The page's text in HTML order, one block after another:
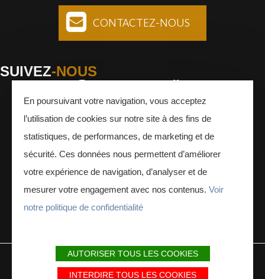
CONTACTEZ-NOUS
SUIVEZ-NOUS
Facebook Instagram Youtube
MENTIONS LÉGALES PLAN DU SITE PARTENAIRES
En poursuivant votre navigation, vous acceptez
l’utilisation de cookies sur notre site à des fins de
statistiques, de performances, de marketing et de
sécurité. Ces données nous permettent d’améliorer
votre expérience de navigation, d’analyser et de
mesurer votre engagement avec nos contenus. Voir
notre politique de confidentialité
AUTORISER TOUS LES COOKIES
INTERDIRE TOUS LES COOKIES